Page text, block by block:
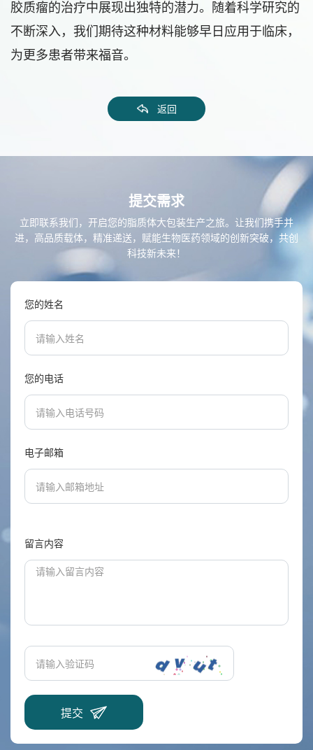
胶质瘤的治疗中展现出独特的潜力。随着科学研究的
不断深入，我们期待这种材料能够早日应用于临床，
为更多患者带来福音。
返回
提交需求
立即联系我们，开启您的脂质体大包装生产之旅。让我们携手并
进，高品质载体，精准递送，赋能生物医药领域的创新突破，共创
科技新未来！
您的姓名
您的电话
电子邮箱
留言内容